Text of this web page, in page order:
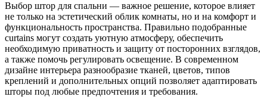
Выбор штор для спальни — важное решение, которое влияет
не только на эстетический облик комнаты, но и на комфорт и
функциональность пространства. Правильно подобранные
curtains могут создать уютную атмосферу, обеспечить
необходимую приватность и защиту от посторонних взглядов,
а также помочь регулировать освещение. В современном
дизайне интерьера разнообразие тканей, цветов, типов
креплений и дополнительных опций позволяет адаптировать
шторы под любые предпочтения и требования.